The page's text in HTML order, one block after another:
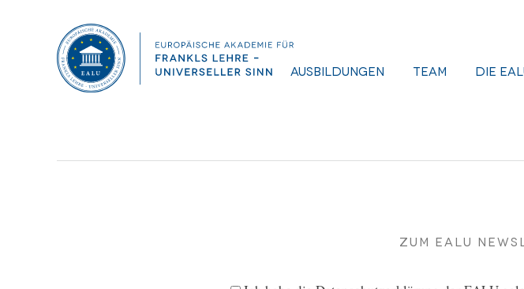
Ausbildungen Team Die
Diplomarbeit, Jantscher Maximilian
Dateigröße: 0.98 MBDateiformat :
Zum EALU